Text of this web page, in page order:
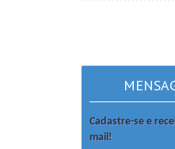
Cadastre-se e
mail!